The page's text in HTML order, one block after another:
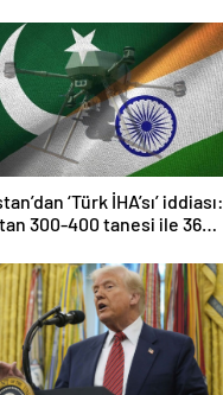
‘Türk İHA’sı’ iddiası:
300-400 tanesi ile 36